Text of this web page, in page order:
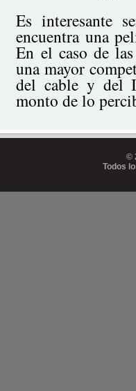
Es interesante
encuentra una
En el caso de
una mayor
del cable y del
monto de lo
©
Todos